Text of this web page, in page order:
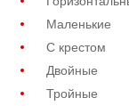
Маленькие
С крестом
Двойные
Тройные